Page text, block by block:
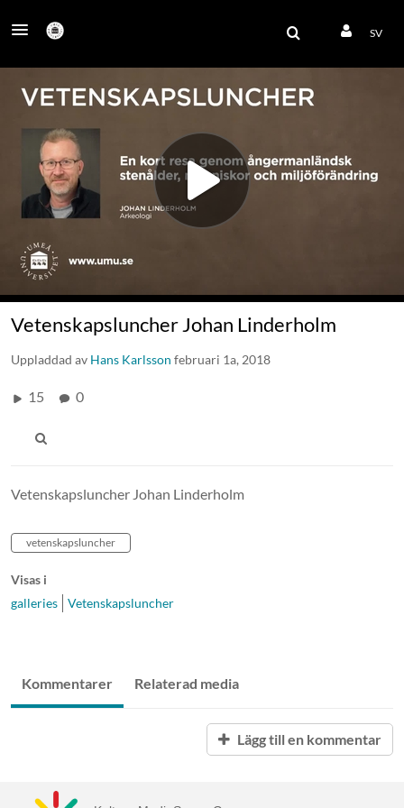
SV
Vetenskapsluncher Johan Linderholm
Uppladdad av Hans Karlsson februari 1a, 2018
15 0
Vetenskapsluncher Johan Linderholm
vetenskapsluncher
Visas i
galleries
Vetenskapsluncher
Kommentarer Relaterad media
Lägg till en kommentar